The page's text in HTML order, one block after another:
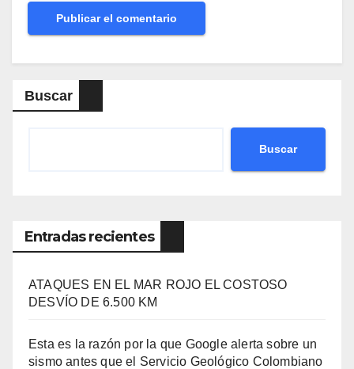
Buscar
Buscar
Entradas recientes
ATAQUES EN EL MAR ROJO EL COSTOSO
DESVÍO DE 6.500 KM
Esta es la razón por la que Google alerta sobre un
sismo antes que el Servicio Geológico Colombiano